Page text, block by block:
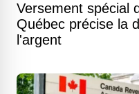
Versement spécial
Québec précise la
l'argent